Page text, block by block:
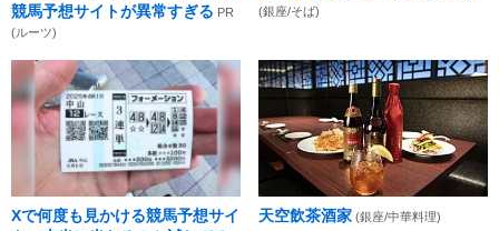
競馬予想サイトが異常すぎる PR
(ルーツ)
(銀座/そば)
Xで何度も見かける競馬予想サイ
天空飲茶酒家 (銀座/中華料理)